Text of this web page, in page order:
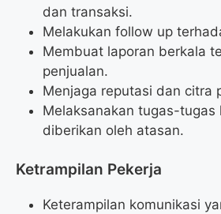
dan transaksi.
Melakukan follow up
Membuat laporan berkala
penjualan.
Menjaga reputasi dan citra
Melaksanakan tugas-tugas
diberikan oleh atasan.
Ketrampilan Pekerja
Keterampilan komunikasi